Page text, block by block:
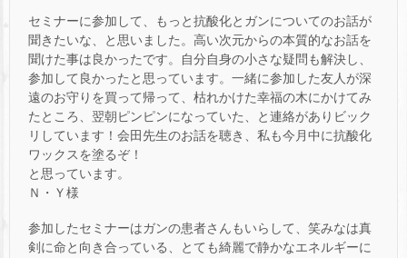
セミナーに参加して、もっと抗酸化とガンについてのお話が
聞きたいな、と思いました。高い次元からの本質的なお話を
聞けた事は良かったです。自分自身の小さな疑問も解決し、
参加して良かったと思っています。一緒に参加した友人が深
遠のお守りを買って帰って、枯れかけた幸福の木にかけてみ
たところ、翌朝ピンピンになっていた、と連絡がありビック
リしています！会田先生のお話を聴き、私も今月中に抗酸化
ワックスを塗るぞ！
と思っています。
Ｎ・Ｙ様
参加したセミナーはガンの患者さんもいらして、笑みなは真
剣に命と向き合っている、とても綺麗で静かなエネルギーに